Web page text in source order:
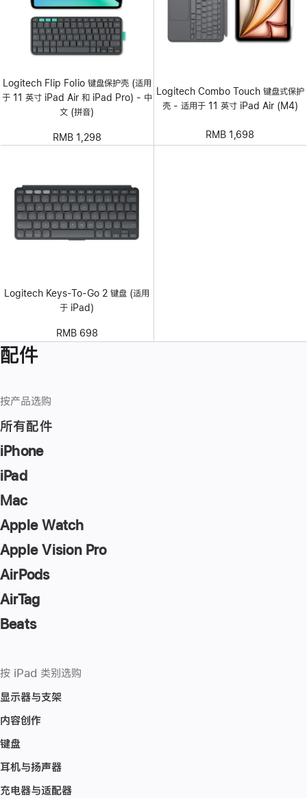
Logitech Flip Folio 键盘保护壳 (适用
于 11 英寸 iPad Air 和 iPad Pro) - 中
文 (拼音)
RMB 1,298
Logitech Combo Touch 键盘式保护
壳 - 适用于 11 英寸 iPad Air (M4)
RMB 1,698
Logitech Keys-To-Go 2 键盘 (适用
于 iPad)
RMB 698
配件
按产品选购
所有配件
iPhone
iPad
Mac
Apple Watch
Apple Vision Pro
AirPods
AirTag
Beats
按 iPad 类别选购
显示器与支架
内容创作
键盘
耳机与扬声器
充电器与适配器